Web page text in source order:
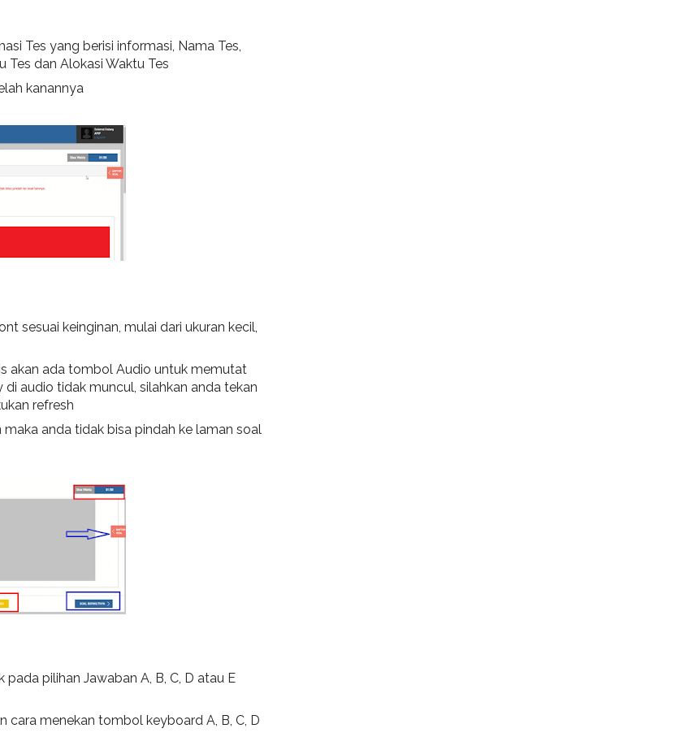
Tes yang berisi informasi, Nama Tes,
Tes dan Alokasi Waktu Tes
kanannya
sesuai keinginan, mulai dari ukuran kecil,
akan ada tombol Audio untuk memutat
audio tidak muncul, silahkan anda tekan
refresh
anda tidak bisa pindah ke laman soal
pilihan Jawaban A, B, C, D atau E
cara menekan tombol keyboard A, B, C, D